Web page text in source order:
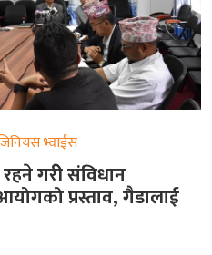
भ्वाईस
गरीे संविधान
प्रस्ताव, गैडालाई